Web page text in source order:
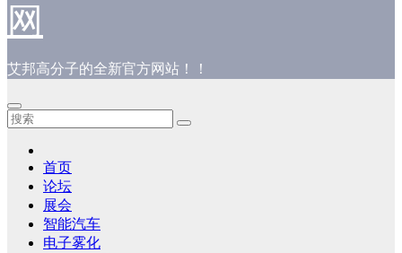
网
艾邦高分子的全新官方网站！！
首页
论坛
展会
智能汽车
电子雾化